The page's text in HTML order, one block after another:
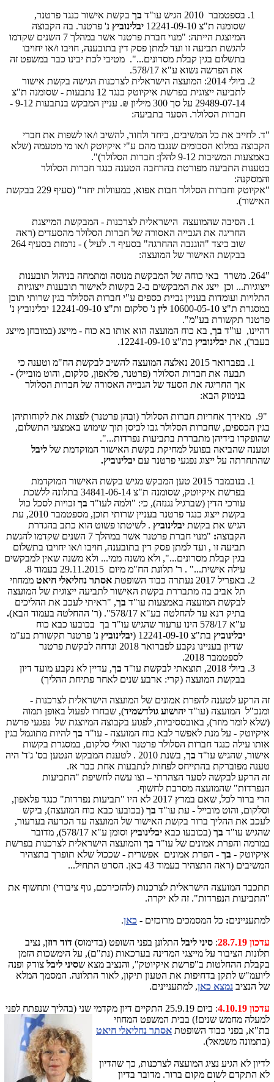
בספטמבר 2010 הגיש עו"ד
בך בקשת אישור כנגד פרטנר,
שסומנה ת"צ 12241-09-10
יבלינוביץ נ' פרטנר. בה הקבוצה
המיוצגת הייתה: "מנוי חברת פרטנר אשר במהלך 7 השנים שקדמו
להגשת תביעה זו ועד למתן פסק דין בתובענה, חויבו ו/או יחויבו
בתשלום בגין קבלת מסרונים...". מטיבי לכת יבינו כבר במשפט זה
את הפרשה נשוא ע"א 578/17.
ביולי 2014: המועצה הישראלית לצרכנות הגישה בקשת אישור
לתביעה ייצוגית בפרשת איקיוטק כנגד 12 נתבעות - שסומנה ת"צ
29489-07-14 על סך 300 מיליון ₪. עניין המבקש בנתבעות 9-12 -
חברות הסלולר. הסעד בתביעה:
"ד. לחייב את כל המשיבים, ביחד ולחוד, להשיב ו/או לשפות את חברי
הקבוצה במלוא הסכומים שנגבו מהם ע"י איקיוטק ו/או מי מטעמה (שלא
באמצעות המשיבות 9-12 להלן: חברות הסלולר)".
בטענות התביעה מפורטת בהרחבה הטענה כנגד חברות הסלולר
והמסקנה:
"אקיוטק וחברות הסלולר חבות אפוא, כמעוולות יחד" (סעיף 229 בבקשת
האישור).
הסיבה שהמועצה הישראלית לצרכנות - המבקשת המייצגת
החריגה את הגבייה האסורה של חברות הסלולר מהסעדים (ראה
שוב כיצד "הוגנבה ההחרגה" בסעיף ד. לעיל ) - נרמזת בסעיף 264
בבקשת האישור של המועצה:
"264. משרד באי כוחה של המבקשת מנוסה ומתמחה בניהול תובענות
ייצוגיות... וכן ייצג את המבקשים ב-2 בקשות לאישור תובענות ייצוגיות
התלויות ועומדות בעניין גביית כספים ע"י חברות הסלולר בגין שרותי תוכן
במסגרת ת"צ 10600-05-10
לין נ' סלקום
ות"צ 12241-09-10 יבלינוביץ נ'
פרטנר תקשורת בע"מ".
דהיינו, עו"ד בך, בא כוח המועצה הוא אותו בא כוח - מייצג (במובחן מייצג
בעבר), את יבלינוביץ בת"צ 12241-09-10.
בפברואר 2015 נאלצה המועצה להשיב לבקשת הח"מ וטענה כי
תבעה את חברות הסלולר (פרטנר, פלאפון, סלקום, והוט מובייל) -
אך החריגה את הסעד של הגבייה האסורה של חברות הסלולר
בנימוק הבא:
"9. מאידך אחריות חברות הסלולר (ובהן פרטנר) לפצות את לקוחותיהן
בגין הכספים, שחברות הסלולר גבו לכיסן תוך שימוש באמצעי התשלום,
שהופקדו בידיהן מתבררת בתביעות נפרדות...".
וטענה שהביאה בפועל למחיקת בקשת האישור המוקדמת של ליבל
שהתחרתה על ייצוג נפגעי פרטנר עם יבלינוביץ.
בנובמבר 2015 טען המבקש מגיש בקשת האישור המוקדמת
בפרשת איקיוטק, שסומנה ת"צ 34841-06-14 בתלונה ללשכת
עורכי הדין (שברגיל נגנזה), כי: "ולמה לעו"ד בך זכויות לסכל כול
בקשת ייצוג כנגד פרטנר בעניין שרותי תוכן, מספטמבר 2010, עת
הגיש את בקשת יבלינוביץ . לשיטתו פשוט הוא כתב בהגדרת
הקבוצה:
"מנוי חברת פרטנר אשר במהלך 7 השנים שקדמו להגשת
תביעה זו , ועד למתן פסק דין בתובענה, חויבו ו/או יחויבו בתשלום
בגין קבלת מסרונים...", ולא משנה ממי... ולא משנה שאין למבקשים
עילה אישית..." . ר' תלונת הח"מ מיום 29.11.2015 בעמוד 8.
באפריל 2017 נעתרה כבוד השופטת
אסתר נחליאלי חיאט ממחוזי
תל אביב בה מתבררת בקשת האישור לתביעה ייצוגית של המועצה
לבקשת המועצה באמצעות עו"ד בך, "ראיתי לעכב את ההליכים
בתיק דנא עד להחלטה בע"א 578/17". (ר' ההחלטה בעמוד הבא)
.
ע"א 578/17 הינו ערעור שהגיש עו"ד בך בכובעו כבא כוח
יבלינוביץ בת"צ 12241-09-10 ( יבלינוביץ נ' פרטנר תקשורת בע"מ
שדיון בעניינו נקבע לפברואר 2018 ונדחה לבקשת פרטנר
לספטמבר 2018.
ביולי 2018, תוצאתי לבקשת עו"ד
בך, עדיין לא נקבע מועד דיון
בבקשת המועצה (קרי: ארבע שנים לאחר פתיחת ההליך)
זה הרקע לטענה להפרת אמונים של המועצה הישראלית לצרכנות -
ומנכ"ל המועצה (עו"ד יהושוע גולדשמיד), שבחרו לפעול באופן תמוה
(שלא לומר מוזר), באובססיביות, לפגוע בקבוצה המיוצגת של נפגעי פרשת
איקיוטק - על מנת לאפשר לבא כוח המועצה - עו"ד בך להיות מתוגמל בגין
אותו עילה כנגד חברות הסלולר פרטנר ואולי סלקום, במסגרת בקשות
אישור, שהגיש עו"ד בך
, בשנת 2010 . לטענת המבקש הנטען בס' ג'ד' היה
טענה מפוברקת בהתייחס לפחות לנתבעות אחת כבר אז.
זה הרקע לבקשה לסעד הצהרתי – וצו עשה לחשיפת "התביעות
הנפרדות" שהמועצה מסרבת לחשוף.
הרי ברור לכל, שאם במרץ 2017 לא היו "תביעות נפרדות" כנגד פלאפון,
וסלקום, והוט מובייל - עת עו"ד בך (בכובעו כבא כוח המועצה), ביקש
לעכב את ההליך ברור בקשת האישור של המועצה עד הכרעה בערעור,
שהגיש עו"ד בך (בכובעו כבא יבלינוביץ
וסומן ע"א 578/17), מדובר
במרמה והפרת אמונים של עו"ד בך והמועצה הישראלית לצרכנות בפרשת
איקיוטק - בך - הפרת אמונים אפשרית - שככול שלא תופרך בתצהיר
המשיבים (ראה התצהיר בעמוד 43 כאן. הסרט התחיל...
תתכבד המועצה הישראלית לצרכנות (להזכירכם, גוף ציבורי) ותחשוף את
"התביעות הנפרדות". זה לא יקרה.
למתעניינים: כל המסמכים מרוכזים - כאן.
עדכון 28.7.19 : סיני ליבל התלונן בפני השופט (בדימוס) דוד רוזן, נציב
תלונות הציבור על מייצגי המדינה בערכאות (נת"ם), על הימשכות הזמן
בקבלת ההחלטות ב"פרשת איקיוטק", והנציב מצא שסיני ליבל צודק ופנה
ליועמ"ש לתקן בדחיפות את הטעון תיקון, לאור התלונה. המסמך המלא
של הנציב נמצא כאן, למתעניינים.
עדכון 4.10.19
: ביום 25.9.19 התקיים דיון מקדמי שני (בהליך שנפתח לפני
למעלה מחמש שנים!) בבית המשפט המחוזי
בת"א, בפני כבוד השופטת אסתר נחליאלי חיאט
(בתמונה משמאל).
לדיון לא הגיע נציג המועצה לצרכנות, כך שהדיון
לא התקדם לשום מקום ברור. מדובר בדיון